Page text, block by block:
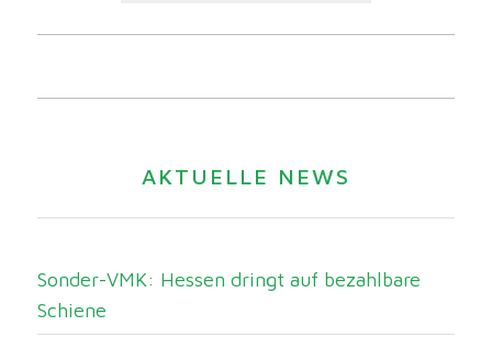
AKTUELLE NEWS
Sonder-VMK: Hessen dringt auf bezahlbare
Schiene